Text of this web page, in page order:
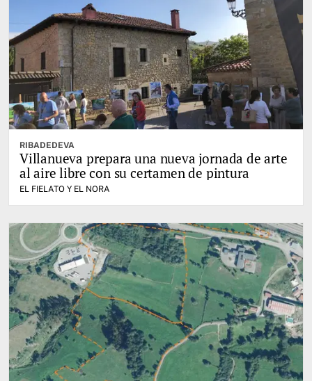
RIBADEDEVA
Villanueva prepara una nueva jornada de arte
al aire libre con su certamen de pintura
EL FIELATO Y EL NORA